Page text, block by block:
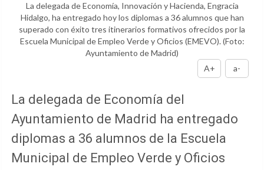
La delegada de Economía, Innovación y Hacienda, Engracia
Hidalgo, ha entregado hoy los diplomas a 36 alumnos que han
superado con éxito tres itinerarios formativos ofrecidos por la
Escuela Municipal de Empleo Verde y Oficios (EMEVO).(Foto:
Ayuntamiento de Madrid)
A+
a-
La delegada de Economía del
Ayuntamiento de Madrid ha entregado
diplomas a 36 alumnos de la Escuela
Municipal de Empleo Verde y Oficios